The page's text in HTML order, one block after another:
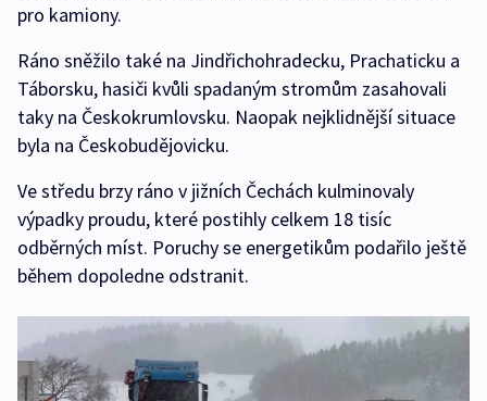
pro kamiony.
Ráno sněžilo také na Jindřichohradecku, Prachaticku a
Táborsku, hasiči kvůli spadaným stromům zasahovali
taky na Českokrumlovsku. Naopak nejklidnější situace
byla na Českobudějovicku.
Ve středu brzy ráno v jižních Čechách kulminovaly
výpadky proudu, které postihly celkem 18 tisíc
odběrných míst. Poruchy se energetikům podařilo ještě
během dopoledne odstranit.